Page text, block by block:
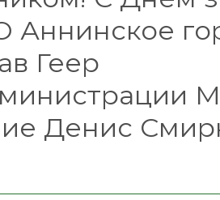
Аннинское
Геер
Денис